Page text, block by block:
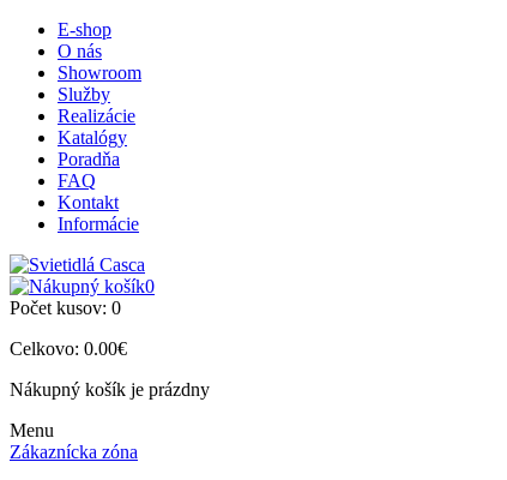
E-shop
O nás
Showroom
Služby
Realizácie
Katalógy
Poradňa
FAQ
Kontakt
Informácie
0
Počet kusov: 0
Celkovo: 0.00€
Nákupný košík je prázdny
Menu
Zákaznícka zóna